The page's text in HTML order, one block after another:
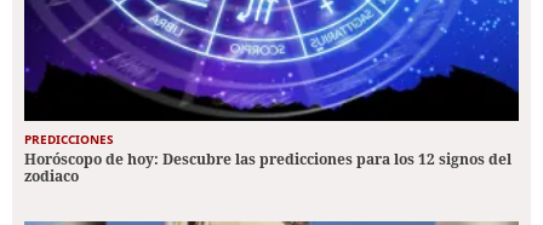
PREDICCIONES
Horóscopo de hoy: Descubre las predicciones para los 12 signos del
zodiaco